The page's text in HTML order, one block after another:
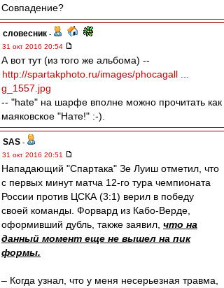
Совпадение?
словесник -
31 окт 2016 20:54
А вот тут (из того же альбома) --
http://spartakphoto.ru/images/phocagall ...
g_1557.jpg
-- "hate" на шарфе вполне можно прочитать как
маяковское "Нате!" :-).
SAS -
31 окт 2016 20:51
Нападающий "Спартака" Зе Луиш отметил, что
с первых минут матча 12-го тура чемпионата
России против ЦСКА (3:1) верил в победу
своей команды. Форвард из Кабо-Верде,
оформивший дубль, также заявил, что на
данный момент еще не вышел на пик
формы.
– Когда узнал, что у меня несерьезная травма,